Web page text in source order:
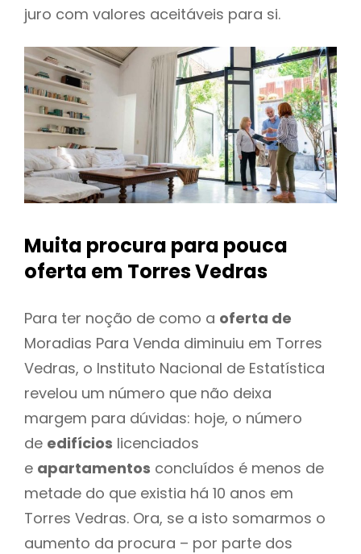
juro com valores aceitáveis para si.
Muita procura para pouca
oferta em Torres Vedras
Para ter noção de como a oferta de
Moradias Para Venda diminuiu em Torres
Vedras, o Instituto Nacional de Estatística
revelou um número que não deixa
margem para dúvidas: hoje, o número
de edifícios licenciados
e apartamentos concluídos é menos de
metade do que existia há 10 anos em
Torres Vedras. Ora, se a isto somarmos o
aumento da procura – por parte dos